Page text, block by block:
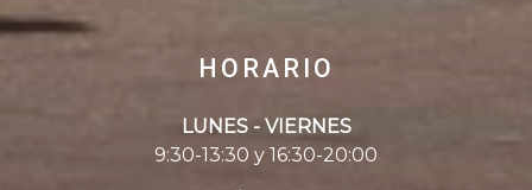
HORARIO
LUNES - VIERNES
9:30-13:30 y 16:30-20:00